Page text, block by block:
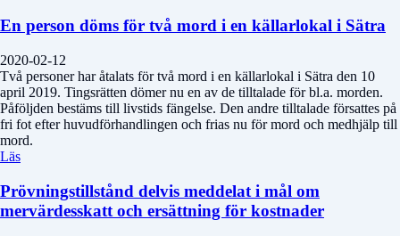
En person döms för två mord i en källarlokal i Sätra
2020-02-12
Två personer har åtalats för två mord i en källarlokal i Sätra den 10
april 2019. Tingsrätten dömer nu en av de tilltalade för bl.a. morden.
Påföljden bestäms till livstids fängelse. Den andre tilltalade försattes på
fri fot efter huvudförhandlingen och frias nu för mord och medhjälp till
mord.
Läs
Prövningstillstånd delvis meddelat i mål om
mervärdesskatt och ersättning för kostnader